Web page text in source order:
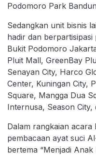
Podomoro Park
Sedangkan unit bisnis
hadir dan
Bukit Podomoro
Pluit Mall, GreenBay
Senayan City, Harco
Center, Kuningan City,
Square, Mangga Dua
Internusa, Season City,
Dalam rangkaian acara
pembacaan ayat suci
bertema “Menjadi